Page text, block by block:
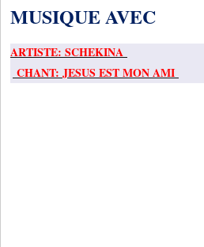
MUSIQUE AVEC
ARTISTE: SCHEKINA
CHANT: JESUS EST MON AMI